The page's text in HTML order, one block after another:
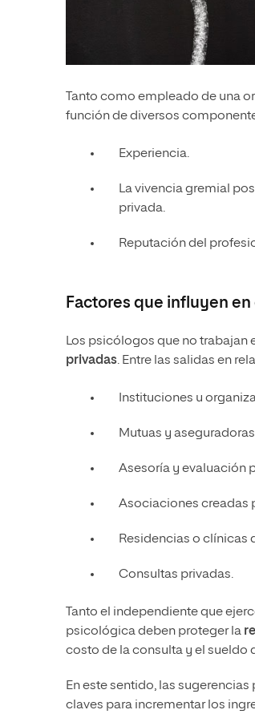
Tanto como empleado de una
función de diversos
Experiencia.
La vivencia gremial
privada.
Reputación del
Factores que influyen
Los psicólogos que no trabajan
privadas. Entre las salidas en
Instituciones u
Mutuas y
Asesoría y evaluación
Asociaciones creadas
Residencias o clínicas
Consultas privadas.
Tanto el independiente que
psicológica deben proteger la
costo de la consulta y el sueldo
En este sentido, las
claves para incrementar los